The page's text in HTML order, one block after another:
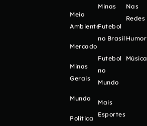
Meio
Ambiente
Mercado
Minas
Gerais
Mundo
Política
Minas
Futebol
no Brasil
Futebol
no
Mundo
Mais
Esportes
Nas
Redes
Humor
Música